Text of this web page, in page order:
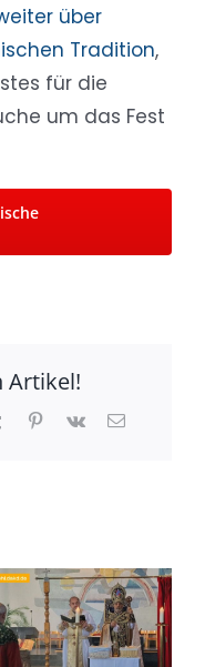
über
Tradition,
für die
um das Fest
Artikel!
TumblrPinterest
Vk Email